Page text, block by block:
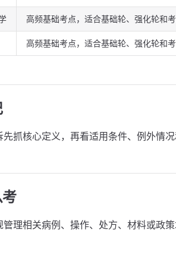
高频基础考点，适合基础轮、强化轮和
高频基础考点，适合基础轮、强化轮和
抓核心定义，再看适用条件、例外情况
管理相关病例、操作、处方、材料或政